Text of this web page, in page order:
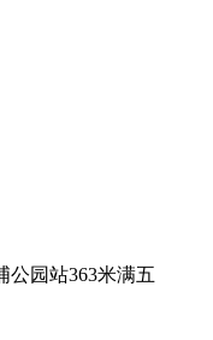
公园站363米满五